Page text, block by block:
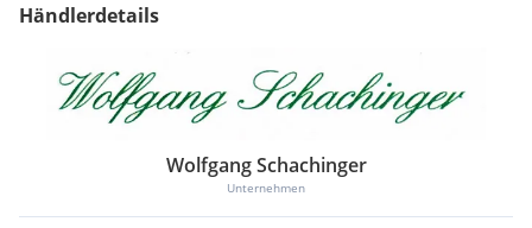
Händlerdetails
Wolfgang Schachinger
Unternehmen